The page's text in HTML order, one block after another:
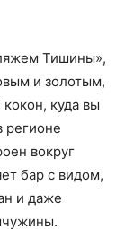
Тишины»,
и золотым,
куда вы
регионе
вокруг
бар с видом,
и даже